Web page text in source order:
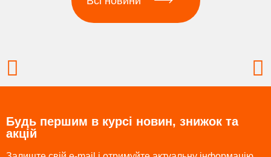
Prev
Будь першим в курсі новин, знижок та
акцій